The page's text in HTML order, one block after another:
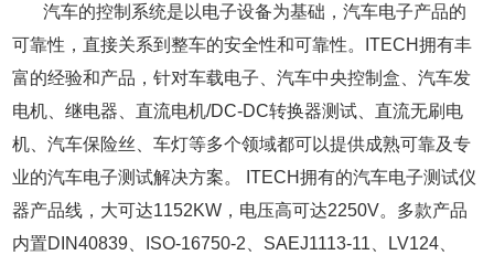
汽车的控制系统是以电子设备为基础，汽车电子产品的
可靠性，直接关系到整车的安全性和可靠性。ITECH拥有丰
富的经验和产品，针对车载电子、汽车中央控制盒、汽车发
电机、继电器、直流电机/DC-DC转换器测试、直流无刷电
机、汽车保险丝、车灯等多个领域都可以提供成熟可靠及专
业的汽车电子测试解决方案。 ITECH拥有的汽车电子测试仪
器产品线，大可达1152KW，电压高可达2250V。多款产品
内置DIN40839、ISO-16750-2、SAEJ1113-11、LV124、